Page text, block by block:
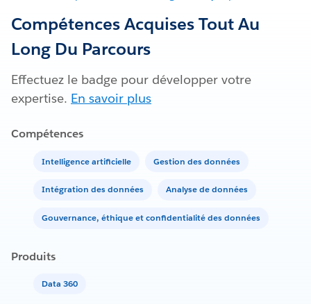
Compétences Acquises Tout Au
Long Du Parcours
Effectuez le badge pour développer votre
expertise. En savoir plus
Compétences
Intelligence artificielle Gestion des données
Intégration des données Analyse de données
Gouvernance, éthique et confidentialité des données
Produits
Data 360